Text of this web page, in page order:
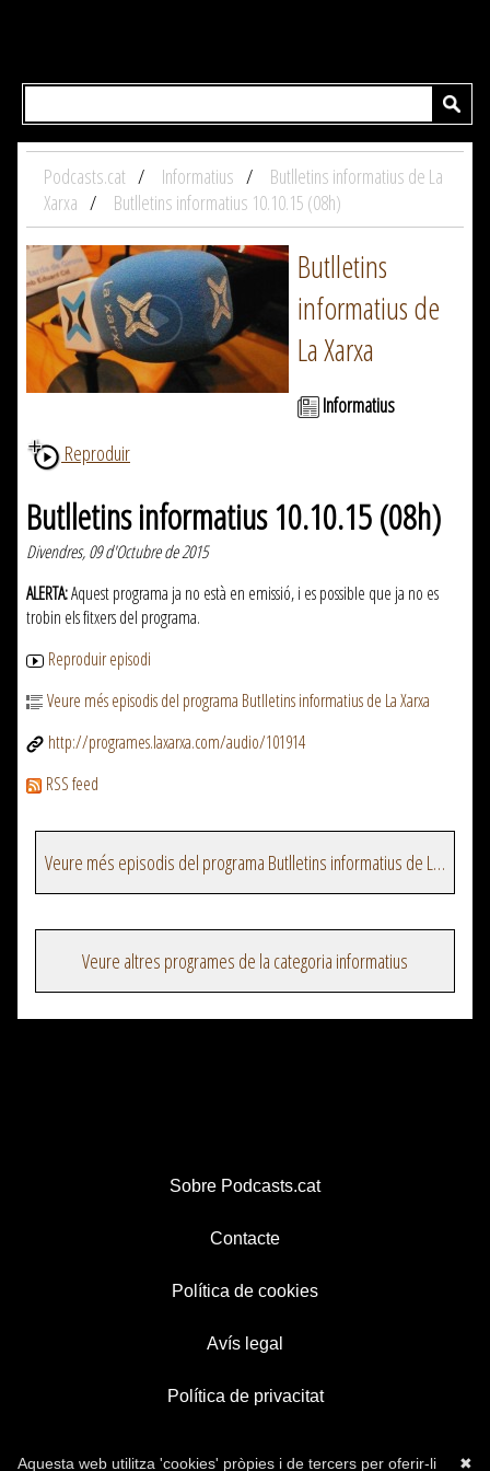
Podcasts.cat Informatius
Butlletins informatius de La
Xarxa
Butlletins informatius 10.10.15 (08h)
Butlletins
informatius de
La Xarxa
Informatius
Reproduir
Butlletins informatius 10.10.15 (08h)
Divendres, 09 d'Octubre de 2015
ALERTA:Aquest programa ja no està en emissió, i es possible que ja no es
trobin els fitxers del programa.
Reproduir episodi
Veure més episodis del programa Butlletins informatius de La Xarxa
http://programes.laxarxa.com/audio/101914
RSS feed
Veure més episodis del programa Butlletins informatius de La Xarxa
Veure altres programes de la categoria informatius
Sobre Podcasts.cat
Contacte
Política de cookies
Avís legal
Política de privacitat
✖
Aquesta web utilitza 'cookies' pròpies i de tercers per oferir-li